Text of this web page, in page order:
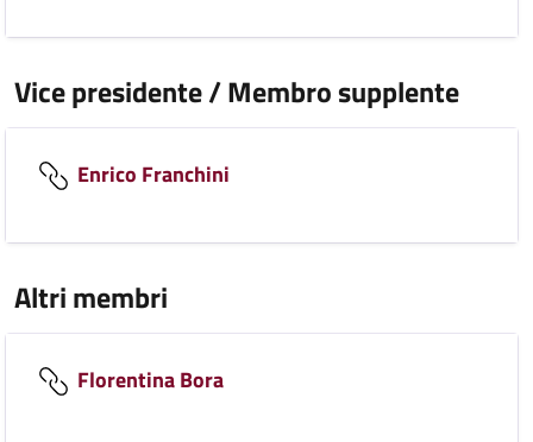
Vice presidente / Membro supplente
Enrico Franchini
Altri membri
Florentina Bora